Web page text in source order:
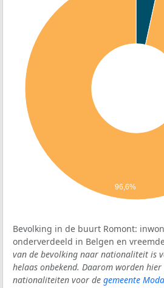
96,6%
Bevolking in de buurt Romont:
onderverdeeld in Belgen en
van de bevolking naar nationaliteit is
helaas onbekend. Daarom worden
nationaliteiten voor de gemeente